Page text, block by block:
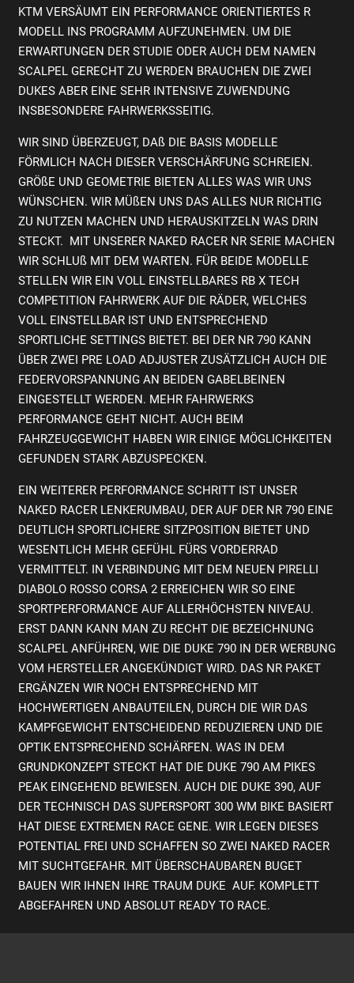
KTM VERSÄUMT EIN PERFORMANCE ORIENTIERTES R
MODELL INS PROGRAMM AUFZUNEHMEN. UM DIE
ERWARTUNGEN DER STUDIE ODER AUCH DEM NAMEN
SCALPEL GERECHT ZU WERDEN BRAUCHEN DIE ZWEI
DUKES ABER EINE SEHR INTENSIVE ZUWENDUNG
INSBESONDERE FAHRWERKSSEITIG.
WIR SIND ÜBERZEUGT, DAß DIE BASIS MODELLE
FÖRMLICH NACH DIESER VERSCHÄRFUNG SCHREIEN.
GRÖßE UND GEOMETRIE BIETEN ALLES WAS WIR UNS
WÜNSCHEN. WIR MÜßEN UNS DAS ALLES NUR RICHTIG
ZU NUTZEN MACHEN UND HERAUSKITZELN WAS DRIN
STECKT. MIT UNSERER NAKED RACER NR SERIE MACHEN
WIR SCHLUß MIT DEM WARTEN. FÜR BEIDE MODELLE
STELLEN WIR EIN VOLL EINSTELLBARES RB X TECH
COMPETITION FAHRWERK AUF DIE RÄDER, WELCHES
VOLL EINSTELLBAR IST UND ENTSPRECHEND
SPORTLICHE SETTINGS BIETET. BEI DER NR 790 KANN
ÜBER ZWEI PRE LOAD ADJUSTER ZUSÄTZLICH AUCH DIE
FEDERVORSPANNUNG AN BEIDEN GABELBEINEN
EINGESTELLT WERDEN. MEHR FAHRWERKS
PERFORMANCE GEHT NICHT. AUCH BEIM
FAHRZEUGGEWICHT HABEN WIR EINIGE MÖGLICHKEITEN
GEFUNDEN STARK ABZUSPECKEN.
EIN WEITERER PERFORMANCE SCHRITT IST UNSER
NAKED RACER LENKERUMBAU, DER AUF DER NR 790 EINE
DEUTLICH SPORTLICHERE SITZPOSITION BIETET UND
WESENTLICH MEHR GEFÜHL FÜRS VORDERRAD
VERMITTELT. IN VERBINDUNG MIT DEM NEUEN PIRELLI
DIABOLO ROSSO CORSA 2 ERREICHEN WIR SO EINE
SPORTPERFORMANCE AUF ALLERHÖCHSTEN NIVEAU.
ERST DANN KANN MAN ZU RECHT DIE BEZEICHNUNG
SCALPEL ANFÜHREN, WIE DIE DUKE 790 IN DER WERBUNG
VOM HERSTELLER ANGEKÜNDIGT WIRD. DAS NR PAKET
ERGÄNZEN WIR NOCH ENTSPRECHEND MIT
HOCHWERTIGEN ANBAUTEILEN, DURCH DIE WIR DAS
KAMPFGEWICHT ENTSCHEIDEND REDUZIEREN UND DIE
OPTIK ENTSPRECHEND SCHÄRFEN. WAS IN DEM
GRUNDKONZEPT STECKT HAT DIE DUKE 790 AM PIKES
PEAK EINGEHEND BEWIESEN. AUCH DIE DUKE 390, AUF
DER TECHNISCH DAS SUPERSPORT 300 WM BIKE BASIERT
HAT DIESE EXTREMEN RACE GENE. WIR LEGEN DIESES
POTENTIAL FREI UND SCHAFFEN SO ZWEI NAKED RACER
MIT SUCHTGEFAHR. MIT ÜBERSCHAUBAREN BUGET
BAUEN WIR IHNEN IHRE TRAUM DUKE AUF. KOMPLETT
ABGEFAHREN UND ABSOLUT READY TO RACE.